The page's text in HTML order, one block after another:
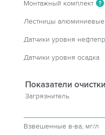
Монтажный комплект ?
Лестницы алюминиевые
Датчики уровня
Датчики уровня осадка
Показатели
Загрязнитель
Взвешенные в-ва, мг/л